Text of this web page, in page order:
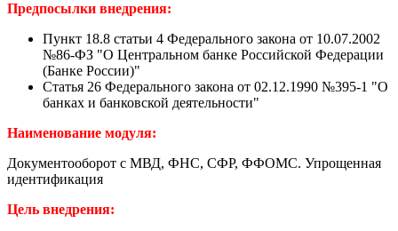
Предпосылки внедрения:
Пункт 18.8 статьи 4 Федерального закона от 10.07.2002
№86-ФЗ "О Центральном банке Российской Федерации
(Банке России)"
Статья 26 Федерального закона от 02.12.1990 №395-1 "О
банках и банковской деятельности"
Наименование модуля:
Документооборот с МВД, ФНС, СФР, ФФОМС. Упрощенная
идентификация
Цель внедрения: